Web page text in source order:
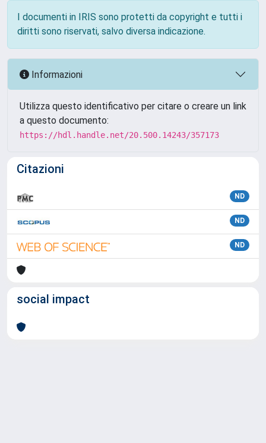
I documenti in IRIS sono protetti da copyright e tutti i
diritti sono riservati, salvo diversa indicazione.
Informazioni
Utilizza questo identificativo per citare o creare un link
a questo documento:
https://hdl.handle.net/20.500.14243/357173
Citazioni
ND
ND
ND
social impact